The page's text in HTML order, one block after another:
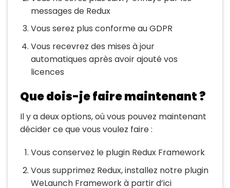
messages de Redux
Vous serez plus conforme au GDPR
Vous recevrez des mises à jour
automatiques après avoir ajouté vos
licences
Que dois-je faire maintenant ?
Il y a deux options, où vous pouvez maintenant
décider ce que vous voulez faire :
Vous conservez le plugin Redux Framework
Vous supprimez Redux, installez notre plugin
WeLaunch Framework à partir d’ici